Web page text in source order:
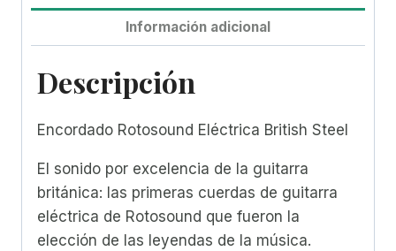
Información adicional
Descripción
Encordado Rotosound Eléctrica British Steel
El sonido por excelencia de la guitarra
británica: las primeras cuerdas de guitarra
eléctrica de Rotosound que fueron la
elección de las leyendas de la música.